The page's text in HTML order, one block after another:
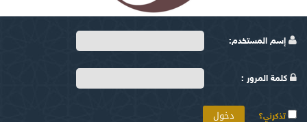
إسم المستخدم:
كلمة المرور :
تذكرني؟